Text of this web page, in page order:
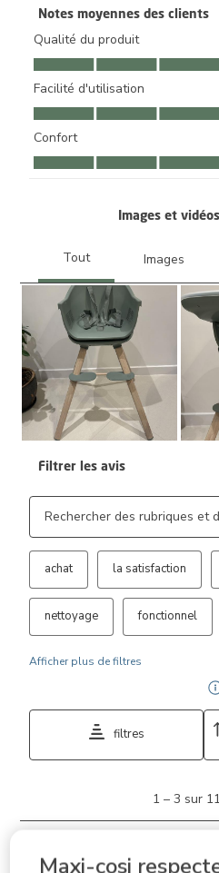
Maxi-cosi
Notes moyennes des clients
Qualité du produit
Qualité du produit, 4.1 sur 5
Facilité d'utilisation
Facilité d'utilisation, 4.1 sur 5
Confort
Confort, 3.9 sur 5
Images et
Filtrer les avis
Zone de recherche de sujet et
achat la satisfaction
nettoyage fonctionnel
Afficher plus de filtres
filtres
3
117
1 – 3 sur
5 sur 5 étoiles.